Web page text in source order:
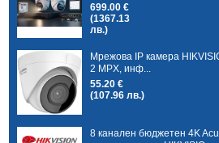
699.00 €
(1367.13
лв.)
Мрежова IP камера
2 MPX, инф...
55.20 €
(107.96 лв.)
8 канален бюджетен 4K